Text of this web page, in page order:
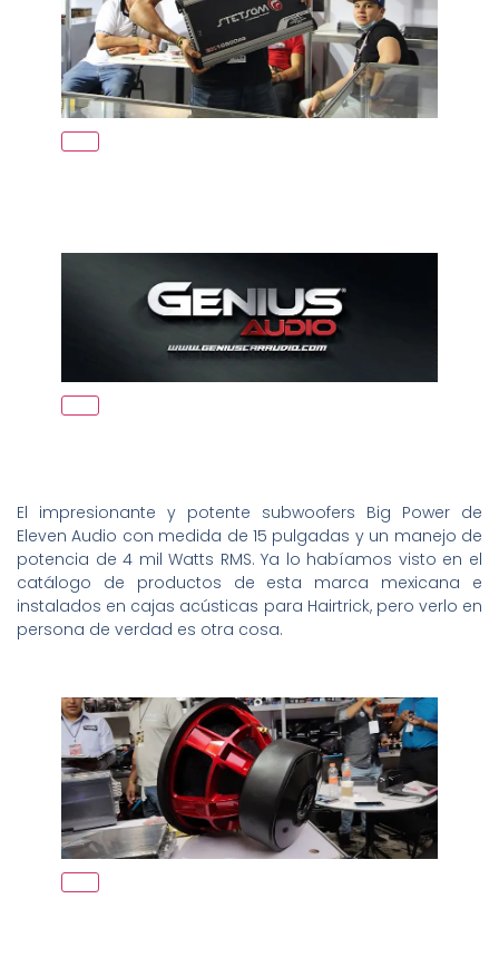
El impresionante y potente subwoofers Big Power de
Eleven Audio con medida de 15 pulgadas y un manejo de
potencia de 4 mil Watts RMS. Ya lo habíamos visto en el
catálogo de productos de esta marca mexicana e
instalados en cajas acústicas para Hairtrick, pero verlo en
persona de verdad es otra cosa.